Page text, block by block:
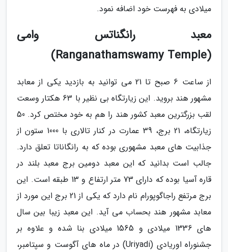
میلادی به فهرست خود اضافه نمود.
معبد رانگناتس وامی
(Ranganathamswamy Temple)
از ساعت 6 صبح تا 21 می توانید به بازدید یکی از معابد
مشهور هند بروید. این زیارتگاه بی نظیر با 63 هکتار وسعت
لقب بزرگترین معبد کشور هند را هم به خود مختص کرد. 50
زیارتگاه، 21 برج، 39 عمارت در کنار تالاری با 1000 ستون از
جذابیت های معبد مشهوری بوده که به رانگاناتا تعلق دارد.
جالب است بدانید که این معبد دومین برج معبد بلند در
قاره آسیا بوده که دارای 73 متر ارتفاع و 13 طبقه است. این
برج مرتفع راجاگوپورام نام دارد که یکی از 21 برج این مورد از
معابد مشهور هند بحساب می آید. این معبد زیبا بین سال
های 1336 میلادی و 1565 میلادی بنا شده و علاوه بر
جشنوراه اوریادی (Uriyadi) در ماه های آگوست و سپتامبر،